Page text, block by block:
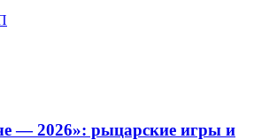
— 2026»: рыцарские игры и